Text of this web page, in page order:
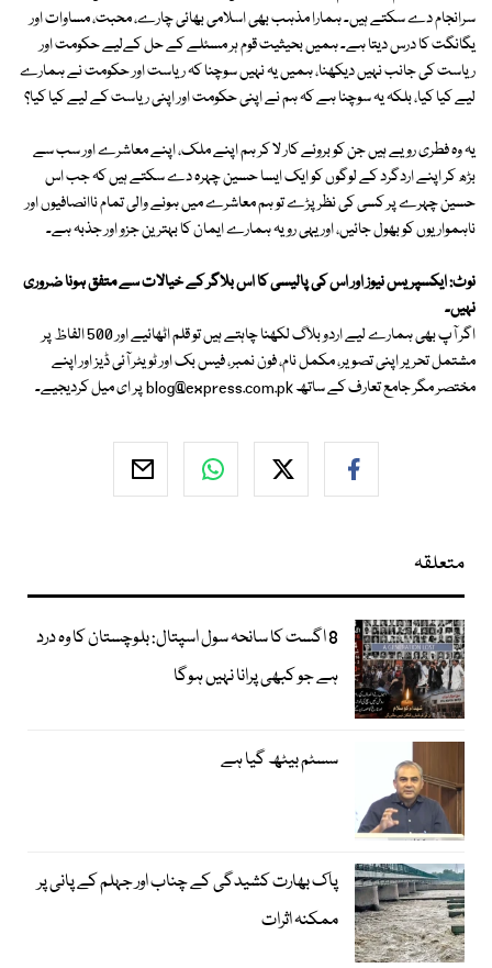
سرانجام دے سکتے ہیں۔ ہمارا مذہب بھی اسلامی بھائی چارے، محبت، مساوات اور
یگانگت کا درس دیتا ہے۔ ہمیں بحیثیت قوم ہر مسئلے کے حل کےلیے حکومت اور
ریاست کی جانب نہیں دیکھنا، ہمیں یہ نہیں سوچنا کہ ریاست اور حکومت نے ہمارے
لیے کیا کیا، بلکہ یہ سوچنا ہے کہ ہم نے اپنی حکومت اور اپنی ریاست کے لیے کیا کیا؟
یہ وہ فطری رویے ہیں جن کو بروئے کار لا کر ہم اپنے ملک، اپنے معاشرے اور سب سے
بڑھ کر اپنے اردگرد کے لوگوں کو ایک ایسا حسین چہرہ دے سکتے ہیں کہ جب اس
حسین چہرے پر کسی کی نظر پڑے تو ہم معاشرے میں ہونے والی تمام ناانصافیوں اور
ناہمواریوں کو بھول جائیں، اور یہی رویہ ہمارے ایمان کا بہترین جزو اور جذبہ ہے۔
نوٹ: ایکسپریس نیوز اور اس کی پالیسی کا اس بلاگر کے خیالات سے متفق ہونا ضروری
نہیں۔
اگر آپ بھی ہمارے لیے اردو بلاگ لکھنا چاہتے ہیں تو قلم اٹھائیے اور 500 الفاظ پر
مشتمل تحریر اپنی تصویر، مکمل نام، فون نمبر، فیس بک اور ٹویٹر آئی ڈیز اور اپنے
مختصر مگر جامع تعارف کے ساتھblog@express.com.pkپر ای میل کردیجیے۔
متعلقہ
8 اگست کا سانحہ سول اسپتال: بلوچستان کا وہ درد
ہے جو کبھی پرانا نہیں ہوگا
سسٹم بیٹھ گیا ہے
پاک بھارت کشیدگی کے چناب اور جہلم کے پانی پر
ممکنہ اثرات